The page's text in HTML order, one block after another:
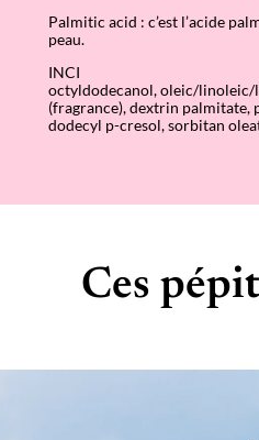
Palmitic acid : c’est l’acide
peau.
INCI
octyldodecanol, oleic/linoleic/
(fragrance), dextrin palmitate,
dodecyl p-cresol, sorbitan
Ces